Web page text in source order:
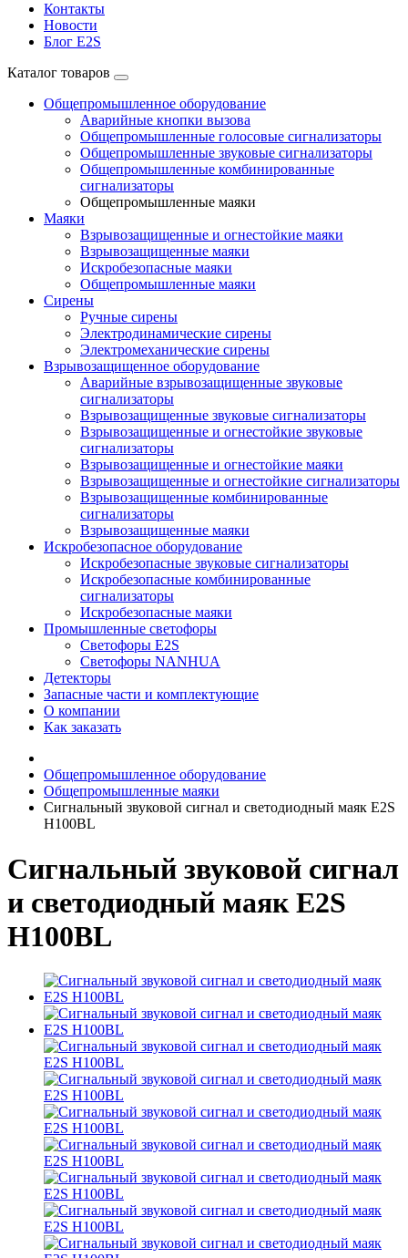
Контакты
Новости
Блог E2S
Каталог товаров
Общепромышленное оборудование
Аварийные кнопки вызова
Общепромышленные голосовые сигнализаторы
Общепромышленные звуковые сигнализаторы
Общепромышленные комбинированные
сигнализаторы
Общепромышленные маяки
Маяки
Взрывозащищенные и огнестойкие маяки
Взрывозащищенные маяки
Искробезопасные маяки
Общепромышленные маяки
Сирены
Ручные сирены
Электродинамические сирены
Электромеханические сирены
Взрывозащищенное оборудование
Аварийные взрывозащищенные звуковые
сигнализаторы
Взрывозащищенные звуковые сигнализаторы
Взрывозащищенные и огнестойкие звуковые
сигнализаторы
Взрывозащищенные и огнестойкие маяки
Взрывозащищенные и огнестойкие сигнализаторы
Взрывозащищенные комбинированные
сигнализаторы
Взрывозащищенные маяки
Искробезопасное оборудование
Искробезопасные звуковые сигнализаторы
Искробезопасные комбинированные
сигнализаторы
Искробезопасные маяки
Промышленные светофоры
Светофоры E2S
Светофоры NANHUA
Детекторы
Запасные части и комплектующие
О компании
Как заказать
Общепромышленное оборудование
Общепромышленные маяки
Сигнальный звуковой сигнал и светодиодный маяк E2S
H100BL
Сигнальный звуковой сигнал
и светодиодный маяк E2S
H100BL